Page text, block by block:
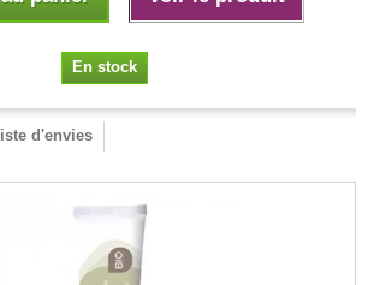
En stock
d'envies